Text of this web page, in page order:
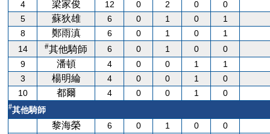
4
梁家俊 12 0 2 0
0
5
蘇狄雄 6 0 1 0
1
8
鄭雨滇 6 0 1 0
1
14
#其他騎師 6 0 1 0
0
9
潘頓 4 0 0 1
1
3
楊明綸 4 0 0 1
0
10
都爾 4 0 0 1 0
#其他騎師
黎海榮 6 0 1 0 0